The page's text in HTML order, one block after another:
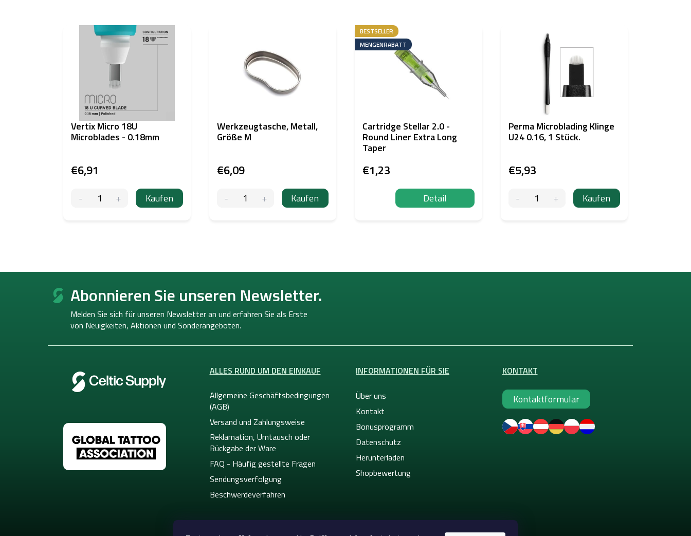
Vertix Micro 18U
Microblades - 0.18mm
€6,91
Kaufen
Werkzeugtasche, Metall,
Größe M
€6,09
Kaufen
BESTSELLER
MENGENRABATT
Cartridge Stellar 2.0 -
Round Liner Extra Long
Taper
€1,23
Detail
Perma Microblading Klinge
U24 0.16, 1 Stück.
€5,93
Kaufen
F
Abonnieren Sie unseren Newsletter.
Melden Sie sich für unseren Newsletter an und erfahren Sie als Erste
von Neuigkeiten, Aktionen und Sonderangeboten.
ALLES RUND UM DEN EINKAUF
Allgemeine Geschäftsbedingungen
(AGB)
Versand und Zahlungsweise
Reklamation, Umtausch oder
Rückgabe der Ware
FAQ - Häufig gestellte Fragen
Sendungsverfolgung
Beschwerdeverfahren
INFORMATIONEN FÜR SIE
Über uns
Kontakt
Bonusprogramm
Datenschutz
Herunterladen
Shopbewertung
KONTAKT
Kontaktformular